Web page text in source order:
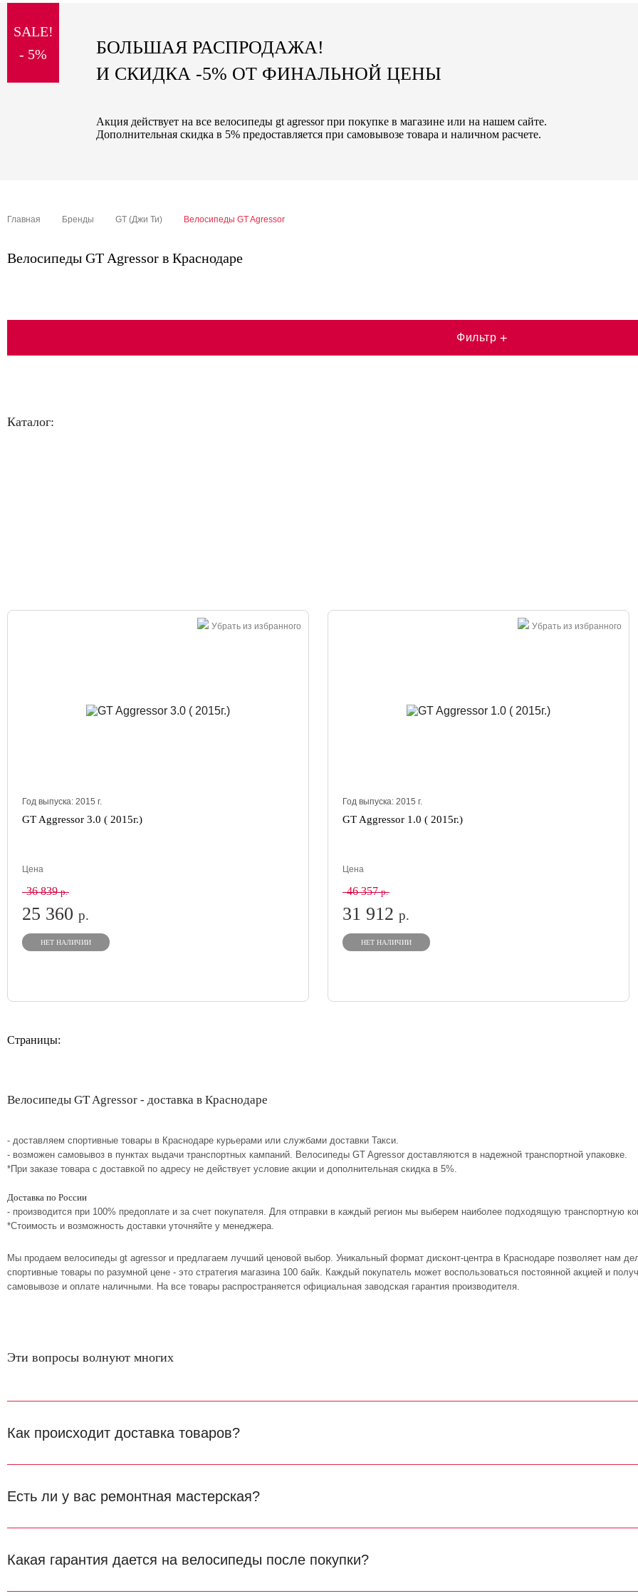
special price
SALE!
- 5%
БОЛЬШАЯ РАСПРОДАЖА!
И СКИДКА -5% ОТ ФИНАЛЬНОЙ ЦЕНЫ
Акция действует на все велосипеды gt agressor при покупке в магазине или на нашем сайте.
Дополнительная скидка в 5% предоставляется при самовывозе товара и наличном расчете.
Главная Бренды GT (Джи Ти) Велосипеды GT Agressor
Велосипеды GT Agressor в Краснодаре
Фильтр +
Каталог:
Убрать из избранного
Год выпуска: 2015 г.
GT Aggressor 3.0 ( 2015г.)
Цена
36 839р.
25 360 р.
НЕТ НАЛИЧИИ
Убрать из избранного
Год выпуска:2015г.
GT Aggressor 1.0 ( 2015г.)
Цена
46 357р.
31 912р.
НЕТ НАЛИЧИИ
Страницы:
Велосипеды GT Agressor - доставка в Краснодаре
- доставляем спортивные товары в Краснодаре курьерами или службами доставки Такси.
- возможен самовывоз в пунктах выдачи транспортных кампаний. Велосипеды GT Agressor доставляются в надежной транспортной упаковке.
*При заказе товара с доставкой по адресу не действует условие акции и дополнительная скидка в 5%.
Доставка по России
- производится при 100% предоплате и за счет покупателя. Для отправки в каждый регион мы выберем наиболее подходящую транспортную
*Стоимость и возможность доставки уточняйте у менеджера.
Мы продаем велосипеды gt agressor и предлагаем лучший ценовой выбор. Уникальный формат дисконт-центра в Краснодаре позволяет нам
спортивные товары по разумной цене - это стратегия магазина 100 байк. Каждый покупатель может воспользоваться постоянной акцией и
самовывозе и оплате наличными. На все товары распространяется официальная заводская гарантия производителя.
Эти вопросы волнуют многих
Как происходит доставка товаров?
Есть ли у вас ремонтная мастерская?
Какая гарантия дается на велосипеды после покупки?